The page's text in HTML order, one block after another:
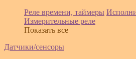
Реле времени, таймеры
Измерительные реле
Показать все
Датчики/сенсоры